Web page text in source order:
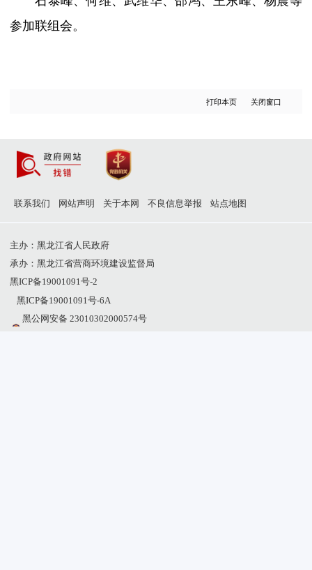
参加联组会。
打印本页 关闭窗口
联系我们 网站声明 关于本网 不良信息举报 站点地图
主办：黑龙江省人民政府
承办：黑龙江省营商环境建设监督局
黑ICP备19001091号-2
黑ICP备19001091号-6A
黑公网安备 23010302000574号